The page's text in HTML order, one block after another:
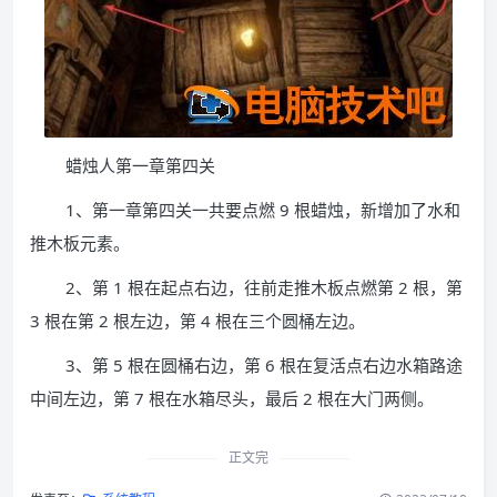
蜡烛人第一章第四关
1、第一章第四关一共要点燃 9 根蜡烛，新增加了水和
推木板元素。
2、第 1 根在起点右边，往前走推木板点燃第 2 根，第
3 根在第 2 根左边，第 4 根在三个圆桶左边。
3、第 5 根在圆桶右边，第 6 根在复活点右边水箱路途
中间左边，第 7 根在水箱尽头，最后 2 根在大门两侧。
正文完